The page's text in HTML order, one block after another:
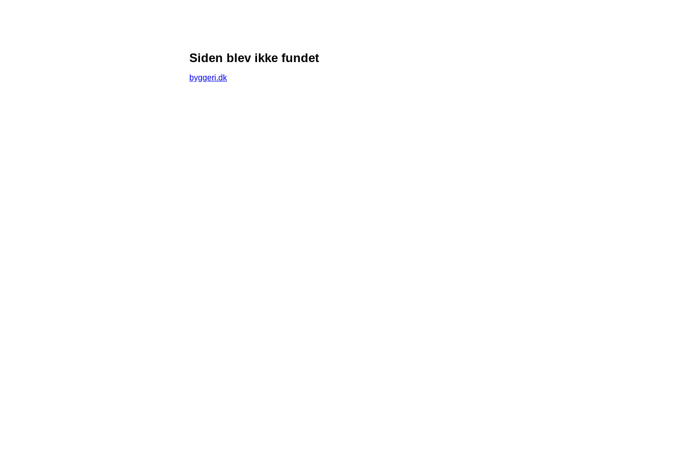
Siden blev ikke fundet
byggeri.dk